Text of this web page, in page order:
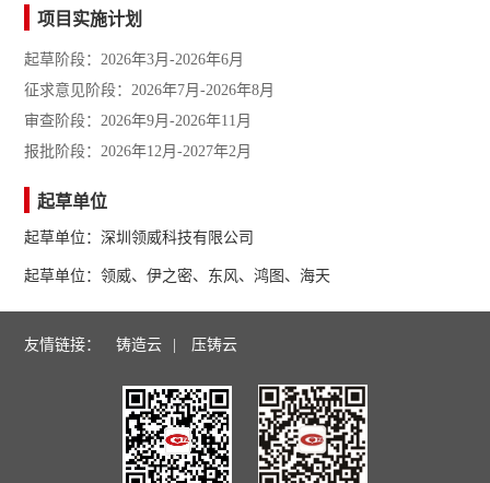
项目实施计划
起草阶段：2026年3月-2026年6月
征求意见阶段：2026年7月-2026年8月
审查阶段：2026年9月-2026年11月
报批阶段：2026年12月-2027年2月
起草单位
起草单位：深圳领威科技有限公司
起草单位：领威、伊之密、东风、鸿图、海天
友情链接： 铸造云 压铸云